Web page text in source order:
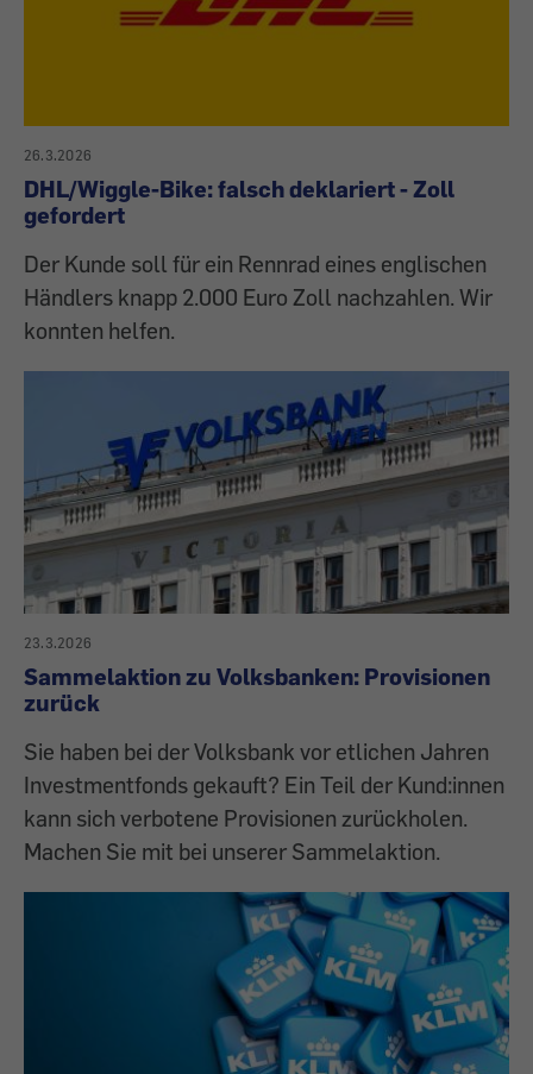
26.3.2026
DHL/Wiggle-Bike: falsch deklariert - Zoll
gefordert
Der Kunde soll für ein Rennrad eines englischen
Händlers knapp 2.000 Euro Zoll nachzahlen. Wir
konnten helfen.
23.3.2026
Sammelaktion zu Volksbanken: Provisionen
zurück
Sie haben bei der Volksbank vor etlichen Jahren
Investmentfonds gekauft? Ein Teil der Kund:innen
kann sich verbotene Provisionen zurückholen.
Machen Sie mit bei unserer Sammelaktion.